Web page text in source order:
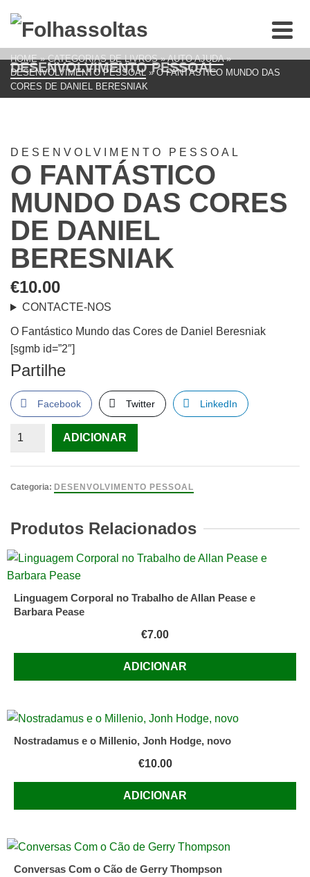
DESENVOLVIMENTO PESSOAL
HOME » CATEGORIAS DE LIVROS » AUTO AJUDA »
DESENVOLVIMENTO PESSOAL » O FANTÁSTICO MUNDO DAS
CORES DE DANIEL BERESNIAK
DESENVOLVIMENTO PESSOAL
O FANTÁSTICO
MUNDO DAS CORES
DE DANIEL
BERESNIAK
€10.00
CONTACTE-NOS
O Fantástico Mundo das Cores de Daniel Beresniak
[sgmb id=”2″]
Partilhe
Facebook Twitter LinkedIn
Quantidade
Fantástico
Cores
de
Daniel
ADICIONAR
Categoria: DESENVOLVIMENTO PESSOAL
Produtos Relacionados
Linguagem Corporal no Trabalho de Allan Pease e
Barbara Pease
€7.00
ADICIONAR
Nostradamus e o Millenio, Jonh Hodge, novo
€10.00
ADICIONAR
Conversas Com o Cão de Gerry Thompson